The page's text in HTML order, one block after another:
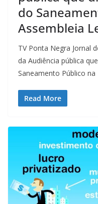
do
Assembleia
TV Ponta Negra Jornal
da Audiência pública
Saneamento Público na
Read More